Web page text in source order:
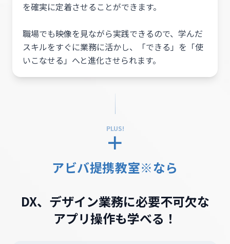
を確実に定着させることができます。
職場でも映像を見ながら実践できるので、学んだ
スキルをすぐに業務に活かし、「できる」を「使
いこなせる」へと進化させられます。
PLUS!
＋
アビバ提携教室※なら
DX、デザイン業務に必要不可欠な
アプリ操作も学べる！